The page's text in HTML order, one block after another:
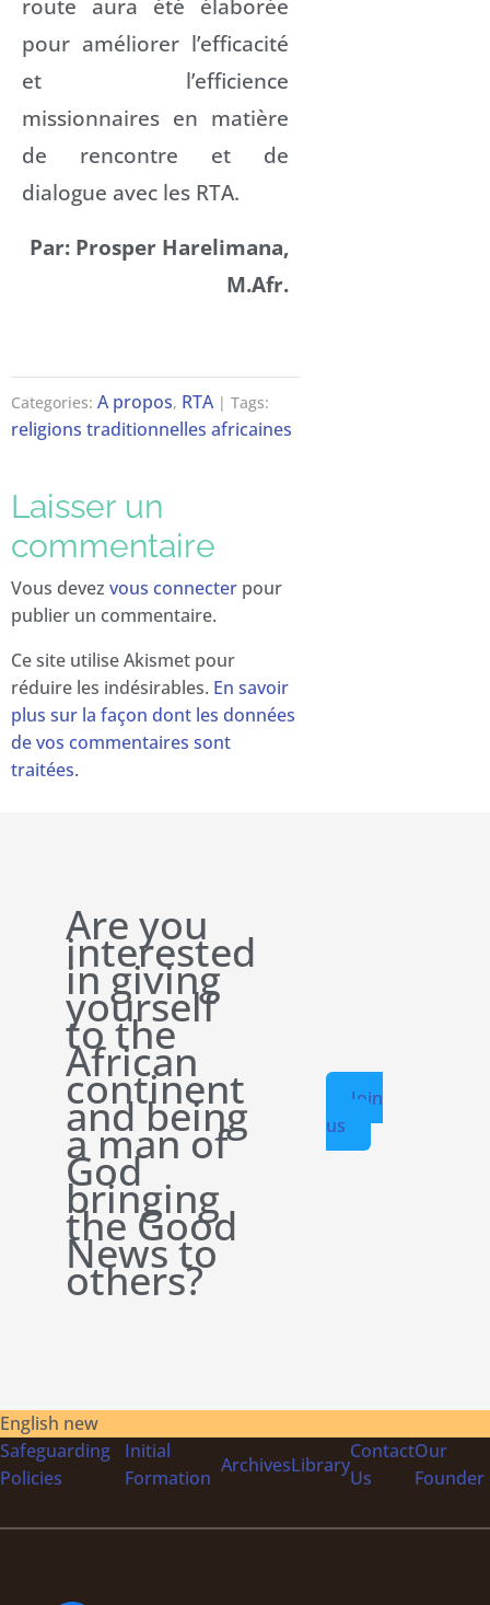
route aura été élaborée
pour améliorer l’efficacité
et l’efficience
missionnaires en matière
de rencontre et de
dialogue avec les RTA.
Par: Prosper Harelimana,
M.Afr.
Categories: A propos, RTA| Tags:
religions traditionnelles africaines
Laisser un
commentaire
Vous devez vous connecter pour
publier un commentaire.
Ce site utilise Akismet pour
réduire les indésirables. En savoir
plus sur la façon dont les données
de vos commentaires sont
traitées.
Are you
interested
in giving
yourself
to the
African
continent
and being
a man of
God
bringing
the Good
News to
others?
Join
us
English new
Safeguarding
Policies
Initial
Formation
ArchivesLibrary
Contact
Us
Our
Founder